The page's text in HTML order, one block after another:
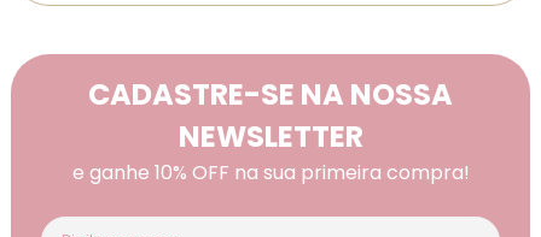
CADASTRE-SE NA NOSSA
NEWSLETTER
e ganhe 10% OFF na sua primeira compra!